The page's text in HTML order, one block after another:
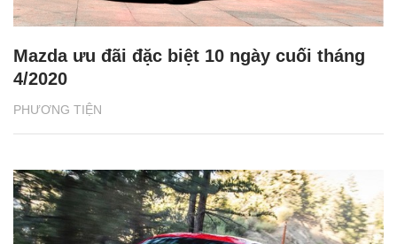
PHƯƠNG TIỆN
Mazda ưu đãi đặc biệt 10 ngày cuối tháng
4/2020